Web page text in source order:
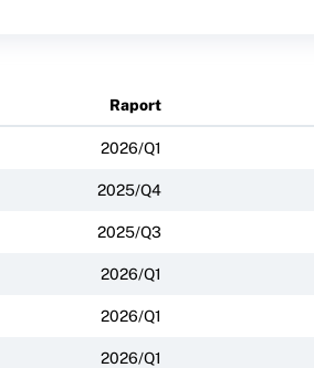
Raport
2026/Q1
2025/Q4
2025/Q3
2026/Q1
2026/Q1
2026/Q1